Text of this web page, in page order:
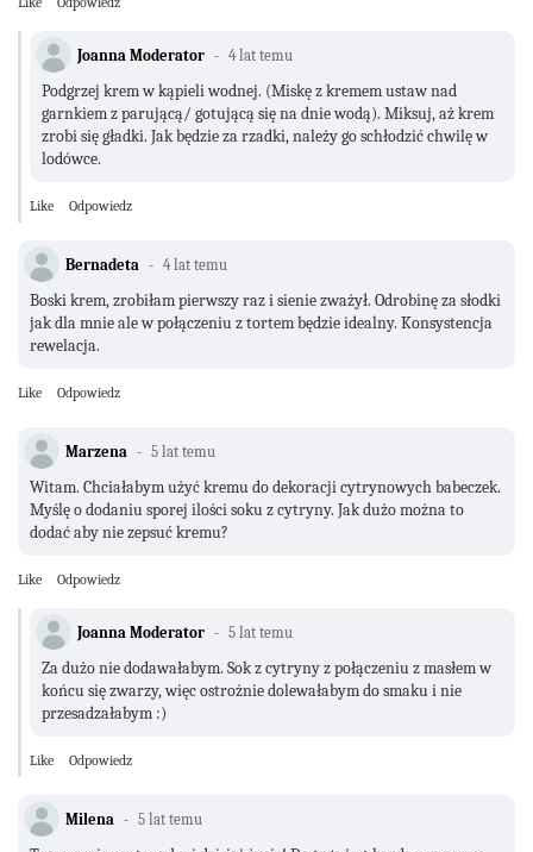
Joanna Moderator 4 lat temu
Podgrzej krem w kąpieli wodnej. (Miskę z kremem ustaw nad
garnkiem z parującą/ gotującą się na dnie wodą). Miksuj, aż krem
zrobi się gładki. Jak będzie za rzadki, należy go schłodzić chwilę w
lodówce.
Like Odpowiedz
Bernadeta 4 lat temu
Boski krem, zrobiłam pierwszy raz i sienie zważył. Odrobinę za słodki
jak dla mnie ale w połączeniu z tortem będzie idealny. Konsystencja
rewelacja.
Like Odpowiedz
Marzena 5 lat temu
Witam. Chciałabym użyć kremu do dekoracji cytrynowych babeczek.
Myślę o dodaniu sporej ilości soku z cytryny. Jak dużo można to
dodać aby nie zepsuć kremu?
Like Odpowiedz
Joanna Moderator 5 lat temu
Za dużo nie dodawałabym. Sok z cytryny z połączeniu z masłem w
końcu się zwarzy, więc ostrożnie dolewałabym do smaku i nie
przesadzałabym :)
Like Odpowiedz
Milena 5 lat temu